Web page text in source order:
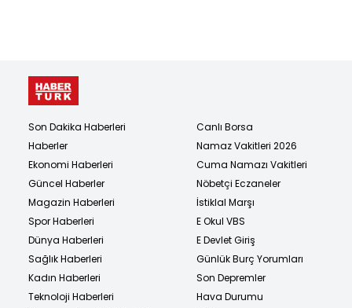
Son Dakika Haberleri
Haberler
Ekonomi Haberleri
Güncel Haberler
Magazin Haberleri
Spor Haberleri
Dünya Haberleri
Sağlık Haberleri
Kadın Haberleri
Teknoloji Haberleri
Canlı Borsa
Namaz Vakitleri 2026
Cuma Namazı Vakitleri
Nöbetçi Eczaneler
İstiklal Marşı
E Okul VBS
E Devlet Giriş
Günlük Burç Yorumları
Son Depremler
Hava Durumu